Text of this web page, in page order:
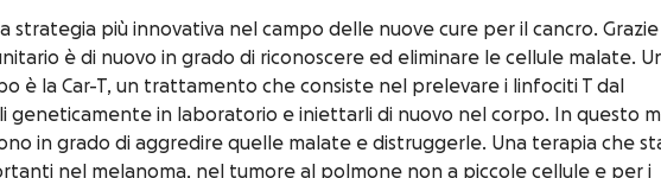
strategia più innovativa nel campo delle nuove cure per il cancro.
è di nuovo in grado di riconoscere ed eliminare le cellule malate.
è la Car-T, un trattamento che consiste nel prelevare i linfociti T dal
geneticamente in laboratorio e iniettarli di nuovo nel corpo. In questo
in grado di aggredire quelle malate e distruggerle. Una terapia che
nel melanoma, nel tumore al polmone non a piccole cellule e per i